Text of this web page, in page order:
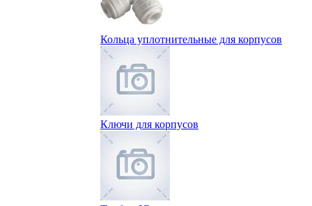
Кольца уплотнительные для корпусов
Ключи для корпусов